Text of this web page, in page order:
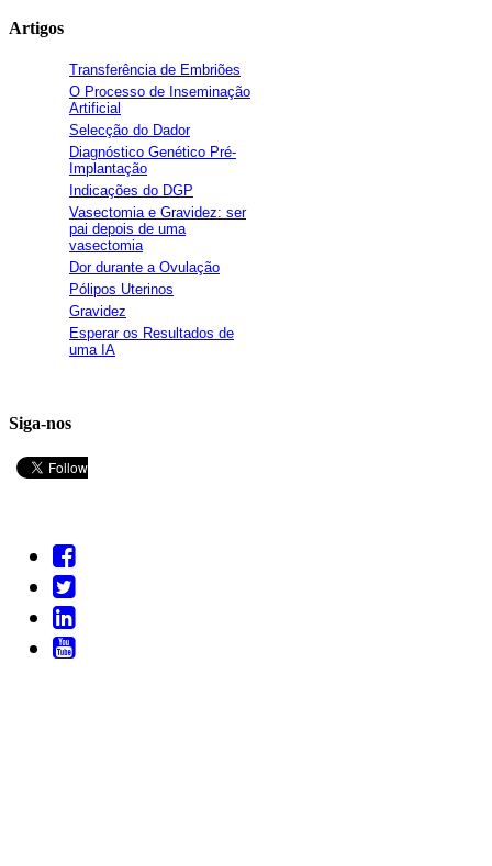
Artigos
Transferência de Embriões
O Processo de Inseminação
Artificial
Selecção do Dador
Diagnóstico Genético Pré-
Implantação
Indicações do DGP
Vasectomia e Gravidez: ser
pai depois de uma
vasectomia
Dor durante a Ovulação
Pólipos Uterinos
Gravidez
Esperar os Resultados de
uma IA
Siga-nos